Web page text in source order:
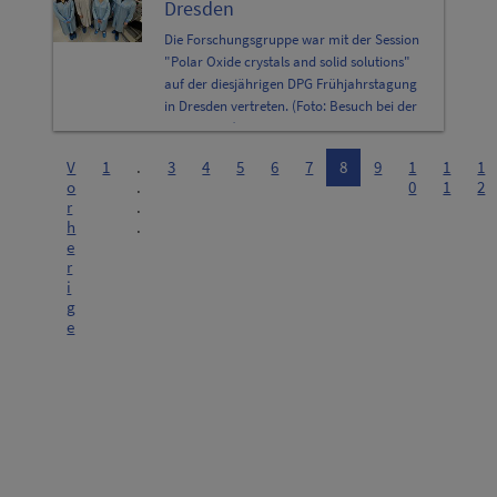
Dresden
Die Forschungsgruppe war mit der Session
"Polar Oxide crystals and solid solutions"
auf der diesjährigen DPG Frühjahrstagung
in Dresden vertreten. (Foto: Besuch bei der
TU Dresden)
V
o
r
h
e
r
i
g
e
1
.
.
.
.
3 4 5 6 7 8 9
1
0
1
1
1
2